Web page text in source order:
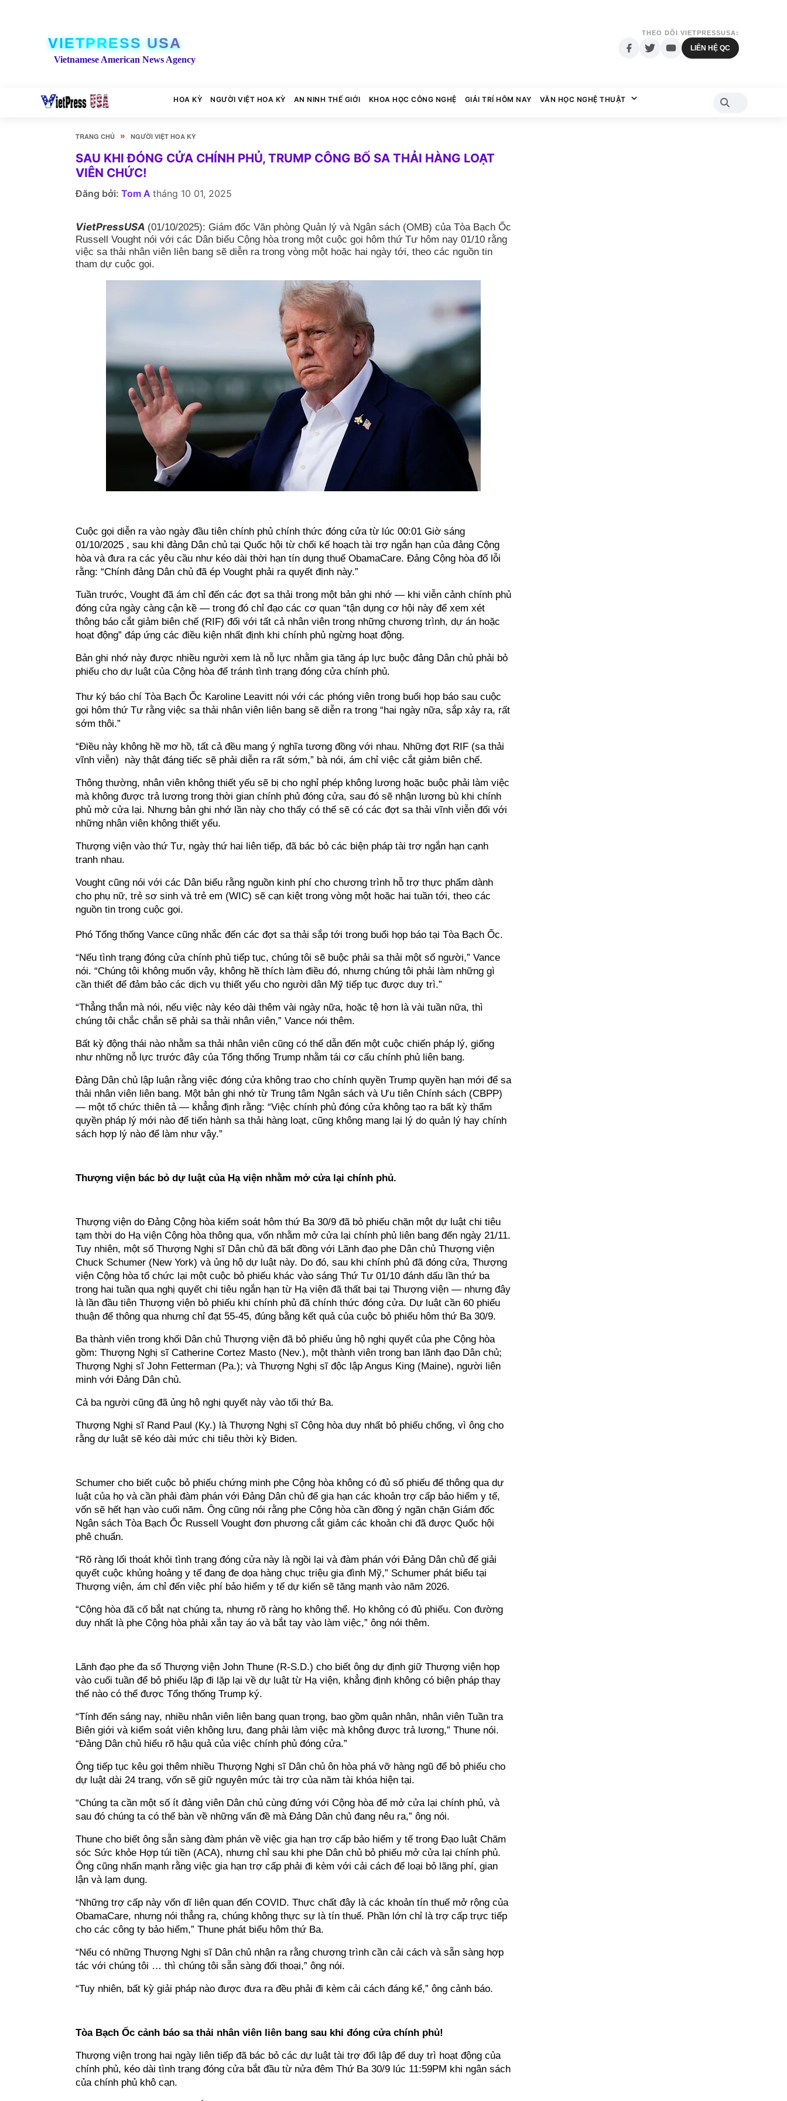
VIETPRESS USA
Vietnamese American News Agency
THEO DÕI VIETPRESSUSA:
LIÊN HỆ QC
HOA KỲ NGƯỜI VIỆT HOA KỲ AN NINH THẾ GIỚI KHOA HỌC CÔNG NGHỆ GIẢI TRÍ HÔM NAY VĂN HỌC NGHỆ THUẬT
TRANG CHỦ » NGƯỜI VIỆT HOA KỲ
SAU KHI ĐÓNG CỬA CHÍNH PHỦ, TRUMP CÔNG BỐ SA THẢI HÀNG LOẠT
VIÊN CHỨC!
Đăng bởi: Tom A tháng 10 01, 2025
VietPressUSA (01/10/2025): Giám đốc Văn phòng Quản lý và Ngân sách (OMB) của Tòa Bạch Ốc
Russell Vought nói với các Dân biểu Cộng hòa trong một cuộc gọi hôm thứ Tư hôm nay 01/10 rằng
việc sa thải nhân viên liên bang sẽ diễn ra trong vòng một hoặc hai ngày tới, theo các nguồn tin
tham dự cuộc gọi.
Cuộc gọi diễn ra vào ngày đầu tiên chính phủ chính thức đóng cửa từ lúc 00:01 Giờ sáng
01/10/2025 , sau khi đảng Dân chủ tại Quốc hội từ chối kế hoạch tài trợ ngắn hạn của đảng Cộng
hòa và đưa ra các yêu cầu như kéo dài thời hạn tín dụng thuế ObamaCare. Đảng Cộng hòa đổ lỗi
rằng: “Chính đảng Dân chủ đã ép Vought phải ra quyết định này.”
Tuần trước, Vought đã ám chỉ đến các đợt sa thải trong một bản ghi nhớ — khi viễn cảnh chính phủ
đóng cửa ngày càng cận kề — trong đó chỉ đạo các cơ quan “tận dụng cơ hội này để xem xét
thông báo cắt giảm biên chế (RIF) đối với tất cả nhân viên trong những chương trình, dự án hoặc
hoạt động” đáp ứng các điều kiện nhất định khi chính phủ ngừng hoạt động.
Bản ghi nhớ này được nhiều người xem là nỗ lực nhằm gia tăng áp lực buộc đảng Dân chủ phải bỏ
phiếu cho dự luật của Cộng hòa để tránh tình trạng đóng cửa chính phủ.
Thư ký báo chí Tòa Bạch Ốc Karoline Leavitt nói với các phóng viên trong buổi họp báo sau cuộc
gọi hôm thứ Tư rằng việc sa thải nhân viên liên bang sẽ diễn ra trong “hai ngày nữa, sắp xảy ra, rất
sớm thôi.”
“Điều này không hề mơ hồ, tất cả đều mang ý nghĩa tương đồng với nhau. Những đợt RIF (sa thải
vĩnh viễn) này thật đáng tiếc sẽ phải diễn ra rất sớm,” bà nói, ám chỉ việc cắt giảm biên chế.
Thông thường, nhân viên không thiết yếu sẽ bị cho nghỉ phép không lương hoặc buộc phải làm việc
mà không được trả lương trong thời gian chính phủ đóng cửa, sau đó sẽ nhận lương bù khi chính
phủ mở cửa lại. Nhưng bản ghi nhớ lần này cho thấy có thể sẽ có các đợt sa thải vĩnh viễn đối với
những nhân viên không thiết yếu.
Thượng viện vào thứ Tư, ngày thứ hai liên tiếp, đã bác bỏ các biện pháp tài trợ ngắn hạn cạnh
tranh nhau.
Vought cũng nói với các Dân biểu rằng nguồn kinh phí cho chương trình hỗ trợ thực phẩm dành
cho phụ nữ, trẻ sơ sinh và trẻ em (WIC) sẽ cạn kiệt trong vòng một hoặc hai tuần tới, theo các
nguồn tin trong cuộc gọi.
Phó Tổng thống Vance cũng nhắc đến các đợt sa thải sắp tới trong buổi họp báo tại Tòa Bạch Ốc.
“Nếu tình trạng đóng cửa chính phủ tiếp tục, chúng tôi sẽ buộc phải sa thải một số người,” Vance
nói. “Chúng tôi không muốn vậy, không hề thích làm điều đó, nhưng chúng tôi phải làm những gì
cần thiết để đảm bảo các dịch vụ thiết yếu cho người dân Mỹ tiếp tục được duy trì.”
“Thẳng thắn mà nói, nếu việc này kéo dài thêm vài ngày nữa, hoặc tệ hơn là vài tuần nữa, thì
chúng tôi chắc chắn sẽ phải sa thải nhân viên,” Vance nói thêm.
Bất kỳ động thái nào nhằm sa thải nhân viên cũng có thể dẫn đến một cuộc chiến pháp lý, giống
như những nỗ lực trước đây của Tổng thống Trump nhằm tái cơ cấu chính phủ liên bang.
Đảng Dân chủ lập luận rằng việc đóng cửa không trao cho chính quyền Trump quyền hạn mới để sa
thải nhân viên liên bang. Một bản ghi nhớ từ Trung tâm Ngân sách và Ưu tiên Chính sách (CBPP)
— một tổ chức thiên tả — khẳng định rằng: “Việc chính phủ đóng cửa không tạo ra bất kỳ thẩm
quyền pháp lý mới nào để tiến hành sa thải hàng loạt, cũng không mang lại lý do quản lý hay chính
sách hợp lý nào để làm như vậy.”
Thượng viện bác bỏ dự luật của Hạ viện nhằm mở cửa lại chính phủ.
Thượng viện do Đảng Cộng hòa kiểm soát hôm thứ Ba 30/9 đã bỏ phiếu chặn một dự luật chi tiêu
tạm thời do Hạ viện Cộng hòa thông qua, vốn nhằm mở cửa lại chính phủ liên bang đến ngày 21/11.
Tuy nhiên, một số Thượng Nghị sĩ Dân chủ đã bất đồng với Lãnh đạo phe Dân chủ Thượng viện
Chuck Schumer (New York) và ủng hộ dự luật này. Do đó, sau khi chính phủ đã đóng cửa, Thượng
viện Cộng hòa tổ chức lại một cuộc bỏ phiếu khác vào sáng Thứ Tư 01/10 đánh dấu lần thứ ba
trong hai tuần qua nghị quyết chi tiêu ngắn hạn từ Hạ viện đã thất bại tại Thượng viện — nhưng đây
là lần đầu tiên Thượng viện bỏ phiếu khi chính phủ đã chính thức đóng cửa. Dự luật cần 60 phiếu
thuận để thông qua nhưng chỉ đạt 55-45, đúng bằng kết quả của cuộc bỏ phiếu hôm thứ Ba 30/9.
Ba thành viên trong khối Dân chủ Thượng viện đã bỏ phiếu ủng hộ nghị quyết của phe Cộng hòa
gồm: Thượng Nghị sĩ Catherine Cortez Masto (Nev.), một thành viên trong ban lãnh đạo Dân chủ;
Thượng Nghị sĩ John Fetterman (Pa.); và Thượng Nghị sĩ độc lập Angus King (Maine), người liên
minh với Đảng Dân chủ.
Cả ba người cũng đã ủng hộ nghị quyết này vào tối thứ Ba.
Thượng Nghị sĩ Rand Paul (Ky.) là Thượng Nghị sĩ Cộng hòa duy nhất bỏ phiếu chống, vì ông cho
rằng dự luật sẽ kéo dài mức chi tiêu thời kỳ Biden.
Schumer cho biết cuộc bỏ phiếu chứng minh phe Cộng hòa không có đủ số phiếu để thông qua dự
luật của họ và cần phải đàm phán với Đảng Dân chủ để gia hạn các khoản trợ cấp bảo hiểm y tế,
vốn sẽ hết hạn vào cuối năm. Ông cũng nói rằng phe Cộng hòa cần đồng ý ngăn chặn Giám đốc
Ngân sách Tòa Bạch Ốc Russell Vought đơn phương cắt giảm các khoản chi đã được Quốc hội
phê chuẩn.
“Rõ ràng lối thoát khỏi tình trạng đóng cửa này là ngồi lại và đàm phán với Đảng Dân chủ để giải
quyết cuộc khủng hoảng y tế đang đe dọa hàng chục triệu gia đình Mỹ,” Schumer phát biểu tại
Thượng viện, ám chỉ đến việc phí bảo hiểm y tế dự kiến sẽ tăng mạnh vào năm 2026.
“Cộng hòa đã cố bắt nạt chúng ta, nhưng rõ ràng họ không thể. Họ không có đủ phiếu. Con đường
duy nhất là phe Cộng hòa phải xắn tay áo và bắt tay vào làm việc,” ông nói thêm.
Lãnh đạo phe đa số Thượng viện John Thune (R-S.D.) cho biết ông dự định giữ Thượng viện họp
vào cuối tuần để bỏ phiếu lặp đi lặp lại về dự luật từ Hạ viện, khẳng định không có biện pháp thay
thế nào có thể được Tổng thống Trump ký.
“Tính đến sáng nay, nhiều nhân viên liên bang quan trọng, bao gồm quân nhân, nhân viên Tuần tra
Biên giới và kiểm soát viên không lưu, đang phải làm việc mà không được trả lương,” Thune nói.
“Đảng Dân chủ hiểu rõ hậu quả của việc chính phủ đóng cửa.”
Ông tiếp tục kêu gọi thêm nhiều Thượng Nghị sĩ Dân chủ ôn hòa phá vỡ hàng ngũ để bỏ phiếu cho
dự luật dài 24 trang, vốn sẽ giữ nguyên mức tài trợ của năm tài khóa hiện tại.
“Chúng ta cần một số ít đảng viên Dân chủ cùng đứng với Cộng hòa để mở cửa lại chính phủ, và
sau đó chúng ta có thể bàn về những vấn đề mà Đảng Dân chủ đang nêu ra,” ông nói.
Thune cho biết ông sẵn sàng đàm phán về việc gia hạn trợ cấp bảo hiểm y tế trong Đạo luật Chăm
sóc Sức khỏe Hợp túi tiền (ACA), nhưng chỉ sau khi phe Dân chủ bỏ phiếu mở cửa lại chính phủ.
Ông cũng nhấn mạnh rằng việc gia hạn trợ cấp phải đi kèm với cải cách để loại bỏ lãng phí, gian
lận và lạm dụng.
“Những trợ cấp này vốn dĩ liên quan đến COVID. Thực chất đây là các khoản tín thuế mở rộng của
ObamaCare, nhưng nói thẳng ra, chúng không thực sự là tín thuế. Phần lớn chỉ là trợ cấp trực tiếp
cho các công ty bảo hiểm,” Thune phát biểu hôm thứ Ba.
“Nếu có những Thượng Nghị sĩ Dân chủ nhận ra rằng chương trình cần cải cách và sẵn sàng hợp
tác với chúng tôi … thì chúng tôi sẵn sàng đối thoại,” ông nói.
“Tuy nhiên, bất kỳ giải pháp nào được đưa ra đều phải đi kèm cải cách đáng kể,” ông cảnh báo.
Tòa Bạch Ốc cảnh báo sa thải nhân viên liên bang sau khi đóng cửa chính phủ!
Thượng viện trong hai ngày liên tiếp đã bác bỏ các dự luật tài trợ đối lập để duy trì hoạt động của
chính phủ, kéo dài tình trạng đóng cửa bắt đầu từ nửa đêm Thứ Ba 30/9 lúc 11:59PM khi ngân sách
của chính phủ khô cạn.